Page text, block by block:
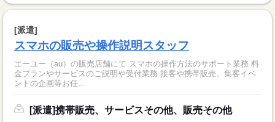
[派遣]
スマホの販売や操作説明スタッフ
エーユー（au）の販売店舗にて スマホの操作方法のサポート業務 料
金プランやサービスのご説明や受付業務 接客や携帯販売、集客イベ
ントの企画等お任...
[派遣]携帯販売、サービスその他、販売その他